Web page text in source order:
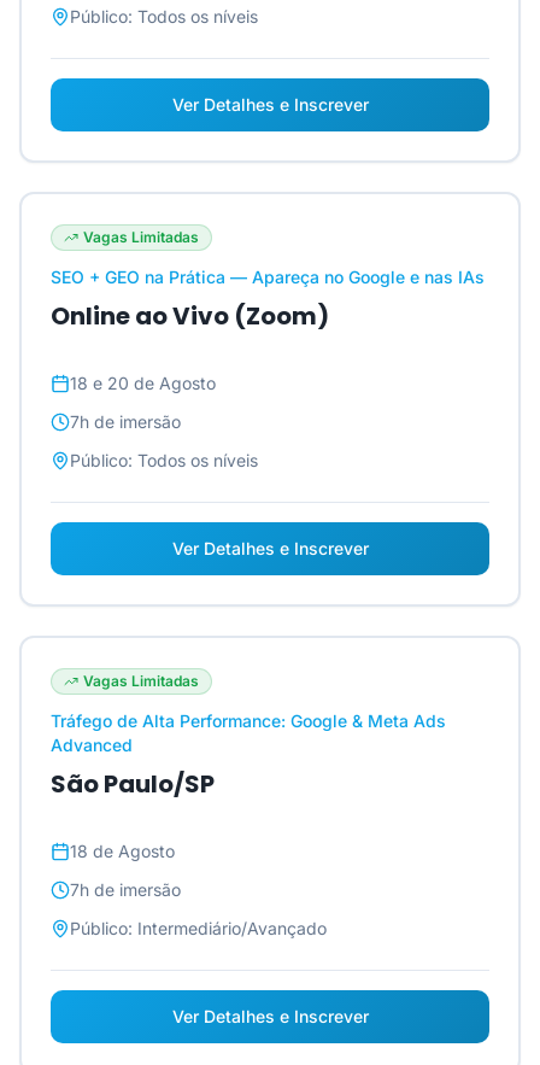
Público: Todos os níveis
Ver Detalhes e Inscrever
Vagas Limitadas
SEO + GEO na Prática — Apareça no Google e nas IAs
Online ao Vivo (Zoom)
18 e 20 de Agosto
7h de imersão
Público: Todos os níveis
Ver Detalhes e Inscrever
Vagas Limitadas
Tráfego de Alta Performance: Google & Meta Ads
Advanced
São Paulo/SP
18 de Agosto
7h de imersão
Público: Intermediário/Avançado
Ver Detalhes e Inscrever